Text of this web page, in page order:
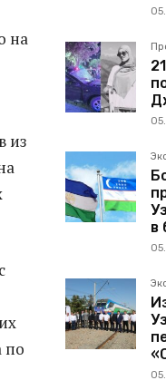
на
из
по
в